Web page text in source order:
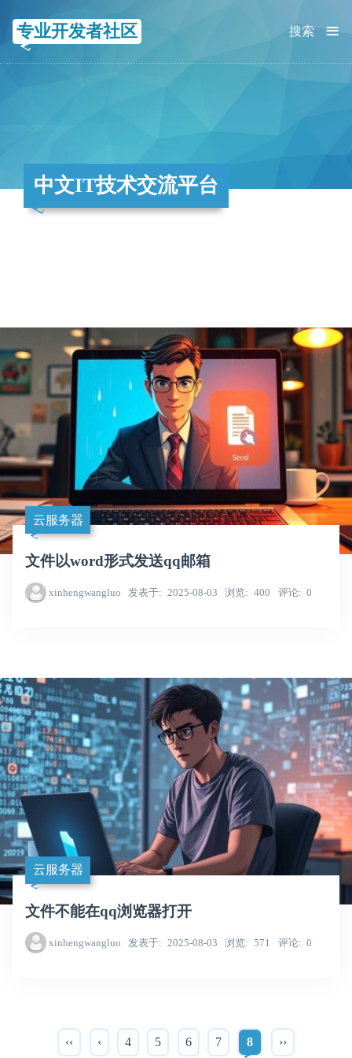
专业开发者社区 ≡
搜索
中文IT技术交流平台
云服务器
文件以word形式发送qq邮箱
xinhengwangluo 发表于 2025-08-03 浏览 400 评论 0
云服务器
文件不能在qq浏览器打开
xinhengwangluo 发表于 2025-08-03 浏览 571 评论 0
‹‹ ‹ 4 5 6 7 8 ››